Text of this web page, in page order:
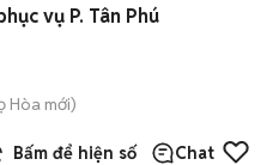
vụ P. Tân Phú
Hòa mới)
Bấm để hiện số Chat